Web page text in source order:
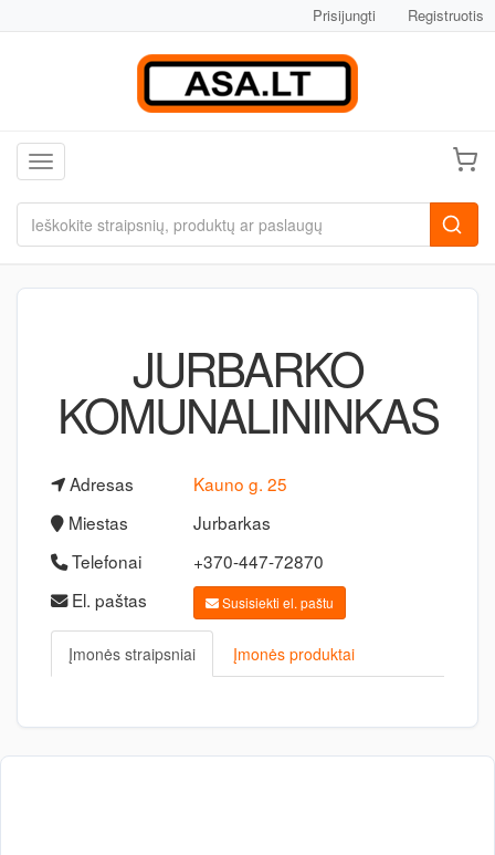
Prisijungti Registruotis
Toggle navigation
JURBARKO
KOMUNALININKAS
Adresas
Kauno g. 25
Miestas
Jurbarkas
Telefonai
+370-447-72870
El. paštas
Susisiekti el. paštu
Įmonės straipsniai Įmonės produktai